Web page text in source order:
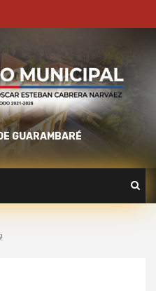
GUARAMBARÉ